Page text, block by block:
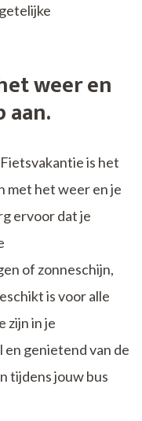
weer en
aan.
is het
met het weer en je
ervoor dat je
of zonneschijn,
is voor alle
zijn in je
genietend van de
tijdens jouw bus